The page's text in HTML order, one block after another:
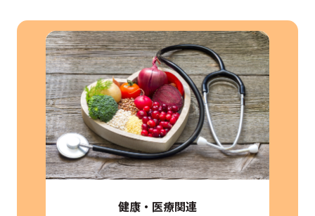
健康・医療関連